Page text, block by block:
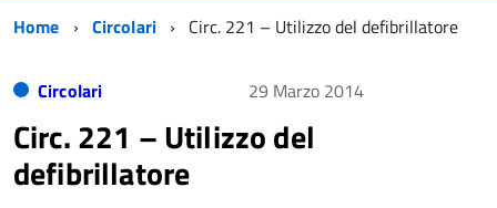
Home Circolari Circ. 221 – Utilizzo del defibrillatore
Circolari 29 Marzo 2014
Circ. 221 – Utilizzo del
defibrillatore